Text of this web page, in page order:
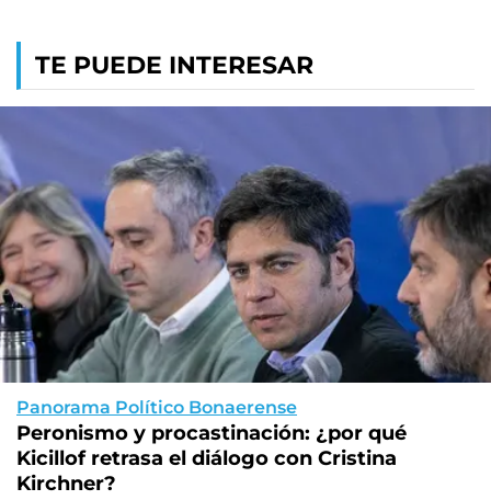
TE PUEDE INTERESAR
Panorama Político Bonaerense
Peronismo y procastinación: ¿por qué
Kicillof retrasa el diálogo con Cristina
Kirchner?